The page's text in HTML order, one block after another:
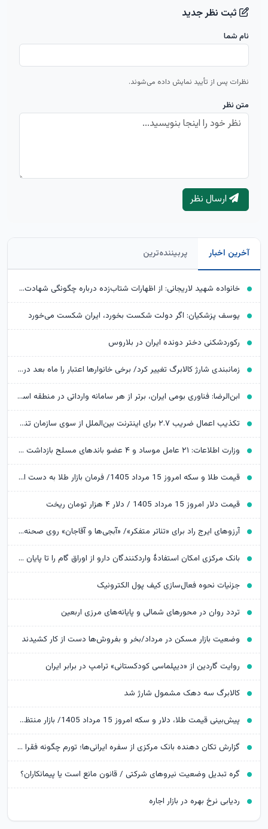
ثبت نظر جدید
نام شما
نظرات پس از تأیید نمایش داده می‌شوند.
متن نظر
ارسال نظر
آخرین اخبار پربیننده‌ترین
خانواده شهید لاریجانی: از اظهارات شتاب‌زده درباره چگونگی شهادت اجتناب کنید
یوسف پزشکیان: اگر دولت شکست بخورد، ایران شکست می‌خورد
رکوردشکنی دختر دونده ایران در بلاروس
زمانبندی شارژ کالابرگ تغییر کرد/ برخی خانوارها اعتبار را ماه بعد دریافت می‌کنند
ابن‌الرضا: فناوری بومی ایران، برتر از هر سامانه وارداتی در منطقه است
تکذیب اعمال ضریب ۲.۷ برای اینترنت بین‌الملل از سوی سازمان تنظیم مقررات
وزارت اطلاعات: ۲۱ عامل موساد و ۴ عضو باندهای مسلح بازداشت شدند
قیمت طلا و سکه امروز 15 مرداد 1405/ فرمان بازار طلا به دست اونس جهانی افتاد
قیمت دلار امروز 15 مرداد 1405 / دلار ۴ هزار تومان ریخت
آرزوهای ایرج راد برای «تئاتر متفکر»/ «آبجی‌ها و آقاجان» روی صحنه می‌رود
بانک مرکزی امکان استفادۀ واردکنندگان دارو از اوراق گام را تا پایان امسال تمدید کرد
جزئیات نحوه فعال‌سازی کیف پول الکترونیک
تردد روان در محورهای شمالی و پایانه‌های مرزی اربعین
وضعیت بازار مسکن در مرداد/بخر و بفروش‌ها دست از کار کشیدند
روایت گاردین از «دیپلماسی کودکستانی» ترامپ در برابر ایران
کالابرگ سه دهک مشمول شارژ شد
پیش‌بینی قیمت طلا، دلار و سکه امروز 15 مرداد 1405/ بازار منتظر مذاکرات تنگه هرمز
گزارش تکان‌ دهنده بانک مرکزی از سفره ایرانی‌ها؛ تورم چگونه فقرا را فقیرتر کرد؟
گره تبدیل وضعیت نیروهای شرکتی / قانون مانع است یا پیمانکاران؟
ردیابی نرخ بهره در بازار اجاره